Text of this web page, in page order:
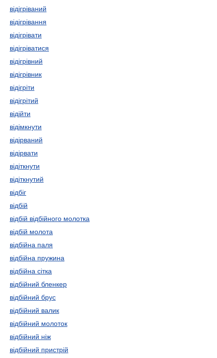
відігріваний
відігрівання
відігрівати
відігріватися
відігрівний
відігрівник
відігріти
відігрітий
відійти
відімкнути
відірваний
відірвати
відіткнути
відіткнутий
відбіг
відбій
відбій відбійного молотка
відбій молота
відбійна паля
відбійна пружина
відбійна сітка
відбійний бленкер
відбійний брус
відбійний валик
відбійний молоток
відбійний ніж
відбійний пристрій